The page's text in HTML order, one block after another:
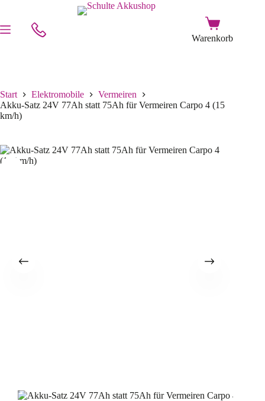
Start Elektromobile
Vermeiren
Akku-Satz 24V 77Ah statt 75Ah für Vermeiren Carpo 4 (15
km/h)